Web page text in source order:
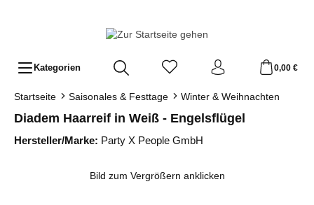
Kategorien 0,00 €
Startseite Saisonales & Festtage Winter & Weihnachten
Diadem Haarreif in Weiß - Engelsflügel
Hersteller/Marke: Party X People GmbH
Bild zum Vergrößern anklicken